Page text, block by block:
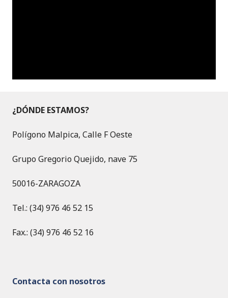
¿DÓNDE ESTAMOS?
Polígono Malpica, Calle F Oeste
Grupo Gregorio Quejido, nave 75
50016-ZARAGOZA
Tel.: (34) 976 46 52 15
Fax.: (34) 976 46 52 16
Contacta con nosotros